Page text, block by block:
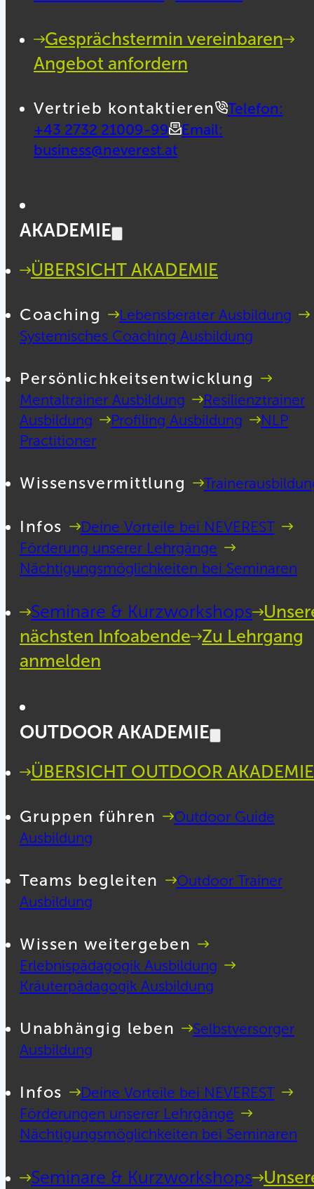
Gesprächstermin vereinbaren
Angebot anfordern
Vertrieb kontaktieren
Telefon:
+43 2732 21009-99
Email:
business@neverest.at
AKADEMIE
ÜBERSICHT AKADEMIE
Coaching
Lebensberater Ausbildung
Systemisches Coaching Ausbildung
Persönlichkeitsentwicklung
Mentaltrainer Ausbildung
Resilienztrainer
Ausbildung
Profiling Ausbildung
NLP
Practitioner
Wissensvermittlung
Infos
Deine Vorteile bei NEVEREST
Förderung unserer Lehrgänge
Nächtigungsmöglichkeiten bei Seminaren
Seminare & Kurzworkshops
nächsten Infoabende Zu Lehrgang
anmelden
OUTDOOR AKADEMIE
ÜBERSICHT OUTDOOR AKADEMIE
Gruppen führen
Outdoor Guide
Ausbildung
Teams begleiten
Outdoor Trainer
Ausbildung
Wissen weitergeben
Erlebnispädagogik Ausbildung
Kräuterpädagogik Ausbildung
Unabhängig leben
Selbstversorger
Ausbildung
Infos
Deine Vorteile bei NEVEREST
Förderungen unserer Lehrgänge
Nächtigungsmöglichkeiten bei Seminaren
Seminare & Kurzworkshops